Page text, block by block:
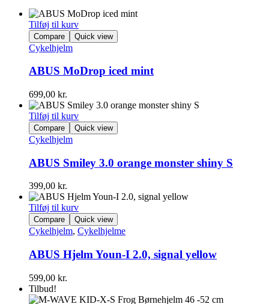
Tilføj til kurv
Compare Quick view
Cykelhjelm
ABUS MoDrop iced mint
699,00 kr.
Tilføj til kurv
Compare Quick view
Cykelhjelm
ABUS Smiley 3.0 orange monster shiny S
399,00 kr.
Tilføj til kurv
Compare Quick view
Cykelhjelm, Cykelhjelme
ABUS Hjelm Youn-I 2.0, signal yellow
599,00 kr.
Tilbud!